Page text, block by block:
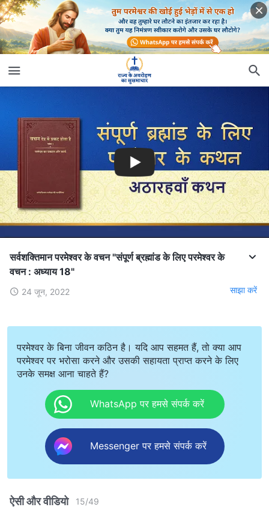
सर्वशक्तिमान परमेश्वर के वचन "संपूर्ण ब्रह्मांड के लिए परमेश्वर के
वचन : अध्याय 18"
24 जून, 2022 साझा करें
परमेश्वर के बिना जीवन कठिन है। यदि आप सहमत हैं, तो क्या आप
परमेश्वर पर भरोसा करने और उसकी सहायता प्राप्त करने के लिए
उनके समक्ष आना चाहते हैं?
WhatsApp पर हमसे संपर्क करें
Messenger पर हमसे संपर्क करें
ऐसी और वीडियो 15/49